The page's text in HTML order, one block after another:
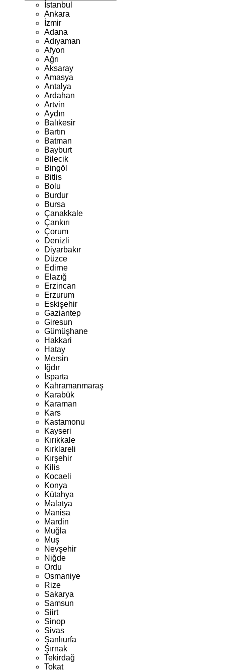
İstanbul
Ankara
İzmir
Adana
Adıyaman
Afyon
Ağrı
Aksaray
Amasya
Antalya
Ardahan
Artvin
Aydın
Balıkesir
Bartın
Batman
Bayburt
Bilecik
Bingöl
Bitlis
Bolu
Burdur
Bursa
Çanakkale
Çankırı
Çorum
Denizli
Diyarbakır
Düzce
Edirne
Elazığ
Erzincan
Erzurum
Eskişehir
Gaziantep
Giresun
Gümüşhane
Hakkari
Hatay
Mersin
Iğdır
Isparta
Kahramanmaraş
Karabük
Karaman
Kars
Kastamonu
Kayseri
Kırıkkale
Kırklareli
Kırşehir
Kilis
Kocaeli
Konya
Kütahya
Malatya
Manisa
Mardin
Muğla
Muş
Nevşehir
Niğde
Ordu
Osmaniye
Rize
Sakarya
Samsun
Siirt
Sinop
Sivas
Şanlıurfa
Şırnak
Tekirdağ
Tokat